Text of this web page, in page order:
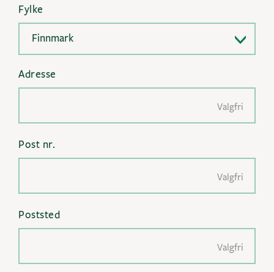
Fylke
Finnmark
Adresse
Valgfri
Post nr.
Valgfri
Poststed
Valgfri